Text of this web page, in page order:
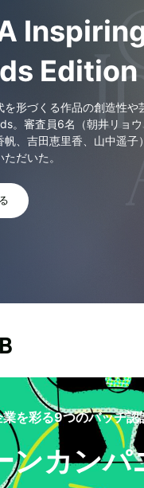
を形づくる作品の創造性や
。審査員6名（朝井リョ
帆、吉田恵里香、山中遥子
だいた。
を彩る9つのバッヂ認
ンカンパ